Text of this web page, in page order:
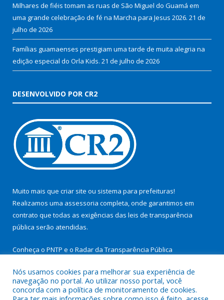
Milhares de fiéis tomam as ruas de São Miguel do Guamá em
uma grande celebração de fé na Marcha para Jesus 2026. 21 de
julho de 2026
Famílias guamaenses prestigiam uma tarde de muita alegria na
edição especial do Orla Kids. 21 de julho de 2026
DESENVOLVIDO POR CR2
Muito mais que criar site ou sistema para prefeituras!
Realizamos uma assessoria completa, onde garantimos em
contrato que todas as exigências das leis de transparência
pública serão atendidas.
Conheça o PNTP e o Radar da Transparência Pública
Nós usamos cookies para melhorar sua experiência de
navegação no portal. Ao utilizar nosso portal, você
concorda com a política de monitoramento de cookies.